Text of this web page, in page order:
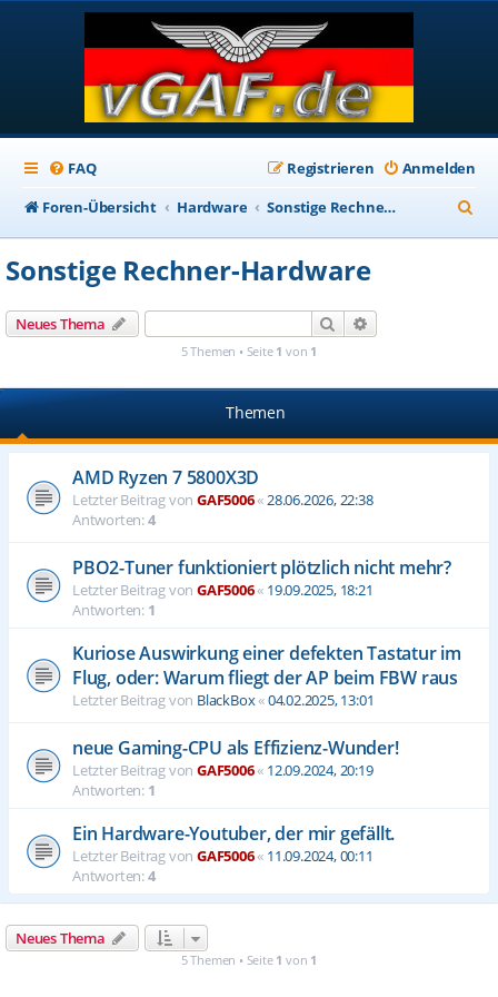
FAQ Anmelden
Registrieren
Foren-Übersicht
Hardware Sonstige Rechner-Hardware
u
Sonstige Rechner-Hardware
Neues Thema Suche
5 Themen • Seite 1 von 1
Themen
AMD Ryzen 7 5800X3D
Letzter Beitrag von GAF5006«28.06.2026, 22:38
Antworten:4
PBO2-Tuner funktioniert plötzlich nicht mehr?
Letzter Beitrag von GAF5006« 19.09.2025, 18:21
Antworten: 1
Kuriose Auswirkung einer defekten Tastatur im
Flug, oder: Warum fliegt der AP beim FBW raus
Letzter Beitrag von BlackBox«04.02.2025, 13:01
neue Gaming-CPU als Effizienz-Wunder!
Letzter Beitrag von GAF5006« 12.09.2024, 20:19
Antworten: 1
Ein Hardware-Youtuber, der mir gefällt.
Letzter Beitrag von GAF5006« 11.09.2024, 00:11
Antworten:4
Neues Thema
5 Themen • Seite 1 von 1